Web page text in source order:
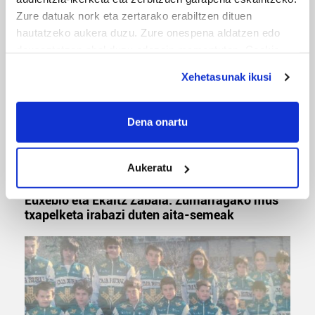
Zure datuak nork eta zertarako erabiltzen dituen
hautatzeko aukera duzu. Zure onespena aldatzen edo
If you allow, we would also like to:
Collect information about your geographical
Identify your device by actively scanning it for
specific characteristics (fingerprinting)
Find out more about how your personal data is processed
and set your preferences in thedetails section
Guk eta gure bazkideek zure datu pertsonalak
prozesatzen ditugu, zure IP zenbakia, besteak beste,
teknologia erabiliz, cookieak adibidez, iragarki eta eduki
pertsonalizatuak eskaintzeko, iragarkiak eta edukia
Xehetasunak ikusi
Dena onartu
Aukeratu
'Amaaaa!' abestiekin
Euxebio eta Ekaitz Zabala: Zumarragako mus
txapelketa irabazi duten aita-semeak